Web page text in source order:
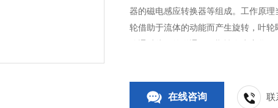
器的磁电感应转换器等组成。工作原
轮借助于流体的动能而产生旋转，叶轮
使通过线圈的磁通量周期性发生变化
在线咨询 联